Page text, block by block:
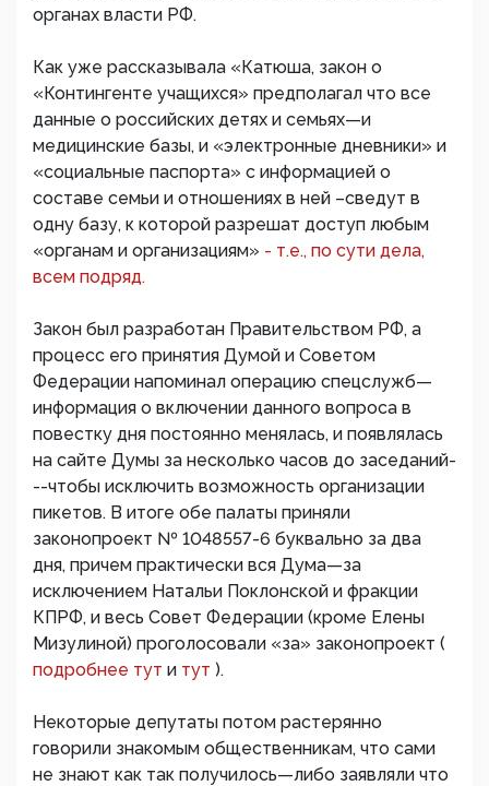
органах власти РФ.
Как уже рассказывала «Катюша, закон о
«Контингенте учащихся» предполагал что все
данные о российских детях и семьях—и
медицинские базы, и «электронные дневники» и
«социальные паспорта» с информацией о
составе семьи и отношениях в ней –сведут в
одну базу, к которой разрешат доступ любым
«органам и организациям» - т.е., по сути дела,
всем подряд.
Закон был разработан Правительством РФ, а
процесс его принятия Думой и Советом
Федерации напоминал операцию спецслужб—
информация о включении данного вопроса в
повестку дня постоянно менялась, и появлялась
на сайте Думы за несколько часов до заседаний-
--чтобы исключить возможность организации
пикетов. В итоге обе палаты приняли
законопроект № 1048557-6 буквально за два
дня, причем практически вся Дума—за
исключением Натальи Поклонской и фракции
КПРФ, и весь Совет Федерации (кроме Елены
Мизулиной) проголосовали «за» законопроект (
подробнее тут и тут ).
Некоторые депутаты потом растерянно
говорили знакомым общественникам, что сами
не знают как так получилось—либо заявляли что